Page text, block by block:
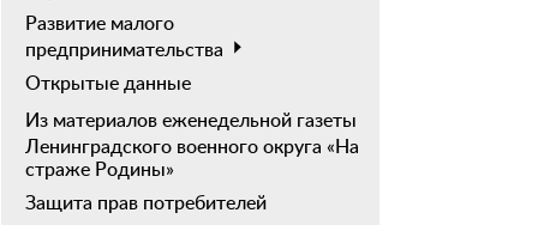
Развитие малого
предпринимательства
Открытые данные
Из материалов еженедельной газеты
Ленинградского военного округа «На
страже Родины»
Защита прав потребителей